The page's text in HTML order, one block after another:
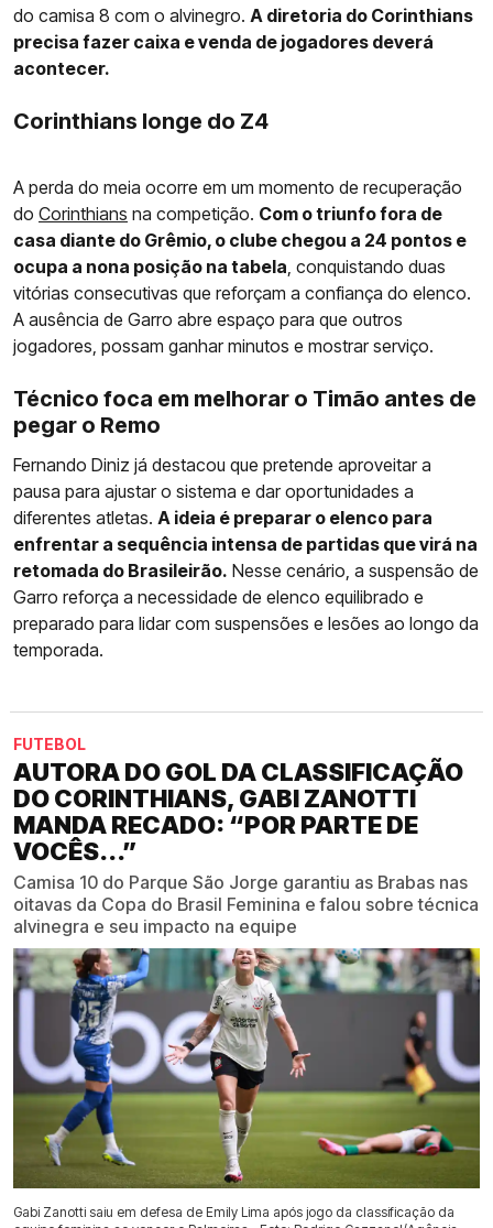
do camisa 8 com o alvinegro. A diretoria do Corinthians
precisa fazer caixa e venda de jogadores deverá
acontecer.
Corinthians longe do Z4
A perda do meia ocorre em um momento de recuperação
do Corinthians na competição. Com o triunfo fora de
casa diante do Grêmio, o clube chegou a 24 pontos e
ocupa a nona posição na tabela , conquistando duas
vitórias consecutivas que reforçam a confiança do elenco.
A ausência de Garro abre espaço para que outros
jogadores, possam ganhar minutos e mostrar serviço.
Técnico foca em melhorar o Timão antes de
pegar o Remo
Fernando Diniz já destacou que pretende aproveitar a
pausa para ajustar o sistema e dar oportunidades a
diferentes atletas. A ideia é preparar o elenco para
enfrentar a sequência intensa de partidas que virá na
retomada do Brasileirão. Nesse cenário, a suspensão de
Garro reforça a necessidade de elenco equilibrado e
preparado para lidar com suspensões e lesões ao longo da
temporada.
FUTEBOL
AUTORA DO GOL DA CLASSIFICAÇÃO
DO CORINTHIANS, GABI ZANOTTI
MANDA RECADO: “POR PARTE DE
VOCÊS...”
Camisa 10 do Parque São Jorge garantiu as Brabas nas
oitavas da Copa do Brasil Feminina e falou sobre técnica
alvinegra e seu impacto na equipe
Gabi Zanotti saiu em defesa de Emily Lima após jogo da classificação da